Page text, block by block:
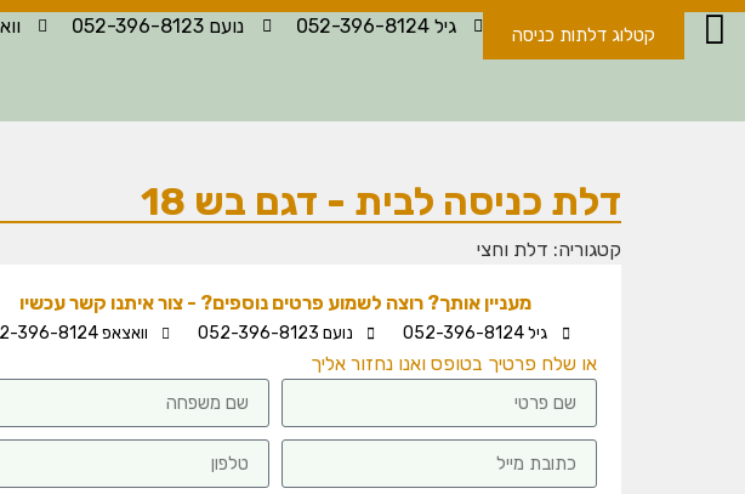
קטלוג דלתות כניסה גיל 052-396-8124 נועם 052-396-8123
דלת כניסה לבית - דגם בש 18
קטגוריה: דלת וחצי
מעניין אותך? רוצה לשמוע פרטים נוספים? - צור איתנו קשר עכשיו
גיל 052-396-8124 נועם 052-396-8123 וואצאפ 052-396-8124
או שלח פרטיך בטופס ואנו נחזור אליך